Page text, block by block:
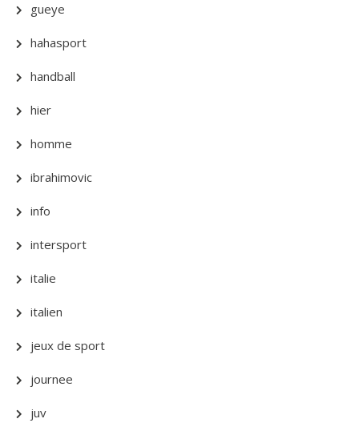
gueye
hahasport
handball
hier
homme
ibrahimovic
info
intersport
italie
italien
jeux de sport
journee
juv